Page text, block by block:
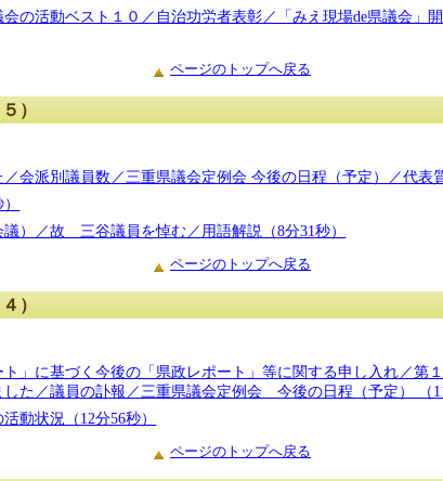
の活動ベスト１０／自治功労者表彰／「みえ現場de県議会」
ページのトップへ戻る
）
会派別議員数／三重県議会定例会 今後の日程（予定）／代表
）／故 三谷議員を悼む／用語解説（8分31秒）
ページのトップへ戻る
）
」に基づく今後の「県政レポート」等に関する申し入れ／第
した／議員の訃報／三重県議会定例会 今後の日程（予定） （
動状況（12分56秒）
ページのトップへ戻る